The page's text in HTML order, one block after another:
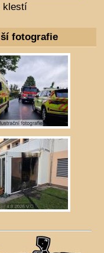
klestí
fotografie